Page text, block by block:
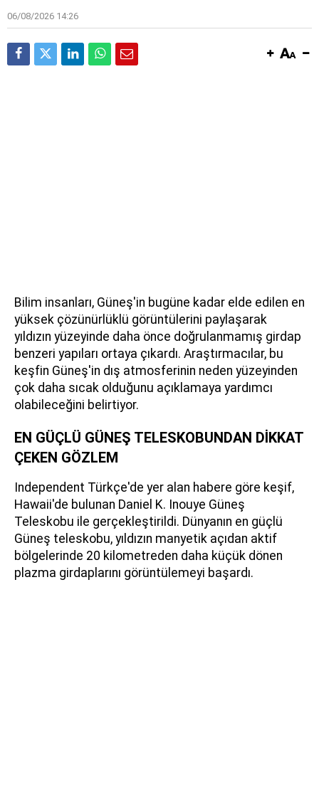
06/08/2026 14:26
Bilim insanları, Güneş'in bugüne kadar elde edilen en
yüksek çözünürlüklü görüntülerini paylaşarak
yıldızın yüzeyinde daha önce doğrulanmamış girdap
benzeri yapıları ortaya çıkardı. Araştırmacılar, bu
keşfin Güneş'in dış atmosferinin neden yüzeyinden
çok daha sıcak olduğunu açıklamaya yardımcı
olabileceğini belirtiyor.
EN GÜÇLÜ GÜNEŞ TELESKOBUNDAN DİKKAT
ÇEKEN GÖZLEM
Independent Türkçe'de yer alan habere göre keşif,
Hawaii'de bulunan Daniel K. Inouye Güneş
Teleskobu ile gerçekleştirildi. Dünyanın en güçlü
Güneş teleskobu, yıldızın manyetik açıdan aktif
bölgelerinde 20 kilometreden daha küçük dönen
plazma girdaplarını görüntülemeyi başardı.